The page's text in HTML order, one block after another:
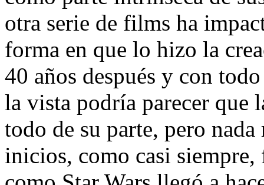
otra serie de films ha
forma en que lo hizo la
40 años después y con
la vista podría parecer que
todo de su parte, pero
inicios, como casi